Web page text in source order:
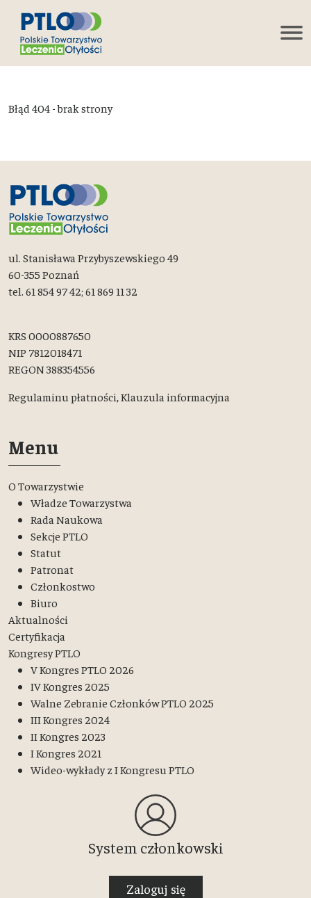
Błąd 404 - brak strony
ul. Stanisława Przybyszewskiego 49
60-355 Poznań
tel. 61 854 97 42; 61 869 11 32
KRS 0000887650
NIP 7812018471
REGON 388354556
Regulaminu płatności,Klauzula informacyjna
Menu
O Towarzystwie
Władze Towarzystwa
Rada Naukowa
Sekcje PTLO
Statut
Patronat
Członkostwo
Biuro
Aktualności
Certyfikacja
Kongresy PTLO
V Kongres PTLO 2026
IV Kongres 2025
Walne Zebranie Członków PTLO 2025
III Kongres 2024
II Kongres 2023
I Kongres 2021
Wideo-wykłady z I Kongresu PTLO
System członkowski
Zaloguj się